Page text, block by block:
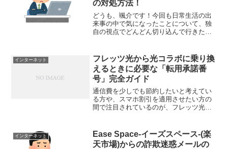
の対処方法！
どうも、颯介です！今回も日常生活の出
来事の中で気になったことについて、独
自の視点でどんどん切り込んで行きたい
いてです。パソコンを使用していて、イ
ンスト...
インターネット
フレッツ光から光コラボに乗り換
えるときに必要な「転用承諾番
号」完全ガイド
通信費を少しでも節約したいと考えてい
る方や、スマホ割引を適用させたい方の
間で注目されているのが、フレッツ光か
替えの際、必ず必要になるのが「転用承
諾番号」。一見ただの番号...
インターネット
Ease Space-イーズスペース-(楽
天市場)からの詐欺迷惑メールの